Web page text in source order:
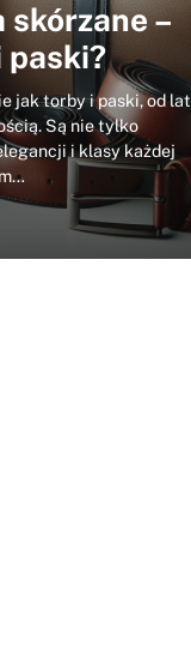
skórzane –
paski?
jak torby i paski, od lat
Są nie tylko
i klasy każdej